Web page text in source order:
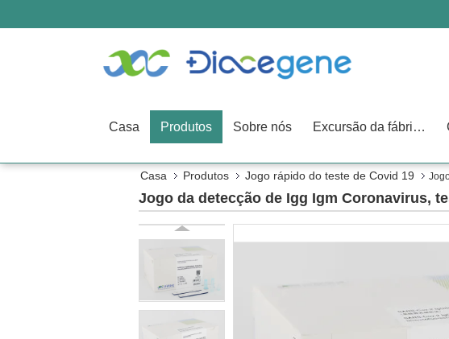
Casa Produtos Sobre nós Excursão da fábrica
Casa Produtos Jogo rápido do teste de Covid 19
Jogo da detecção de Igg Igm Coronavirus,